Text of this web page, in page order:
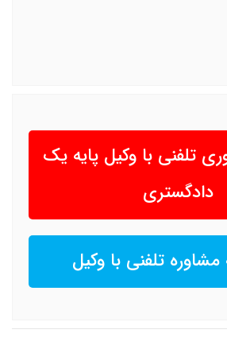
تلفنی با وکیل پایه یک
دادگستری
مشاوره تلفنی با وکیل